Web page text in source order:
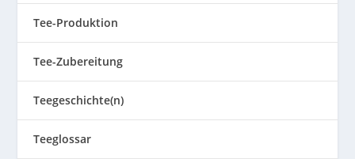
Tee-Produktion
Tee-Zubereitung
Teegeschichte(n)
Teeglossar